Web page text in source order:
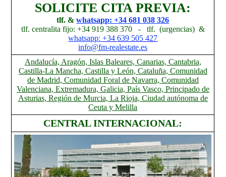
SOLICITE CITA PREVIA:
tlf. &whatsapp: +34 681 038 326
tlf. centralita fijo: +34 919 388 370 - tlf. (urgencias) &
whatsapp:+34639 505 427
info@fm-realestate.es
Andalucía, Aragón, Islas Baleares, Canarias, Cantabria,
Castilla-La Mancha, Castilla y León, Cataluña, Comunidad
de Madrid, Comunidad Foral de Navarra, Comunidad
Valenciana, Extremadura, Galicia, País Vasco, Principado de
Asturias, Región de Murcia, La Rioja, Ciudad autónoma de
Ceuta y Melilla
CENTRAL INTERNACIONAL: